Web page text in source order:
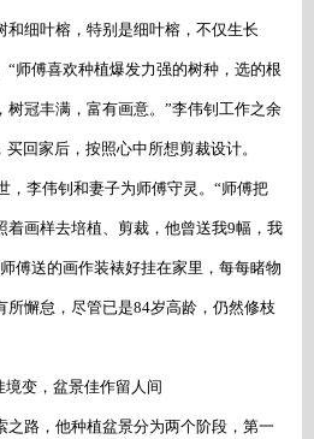
和细叶榕，特别是细叶榕，不仅生长
“师傅喜欢种植爆发力强的树种，选的根
树冠丰满，富有画意。”李伟钊工作之余
回家后，按照心中所想剪裁设计。
，李伟钊和妻子为师傅守灵。“师傅把
着画样去培植、剪裁，他曾送我9幅，我
傅送的画作装裱好挂在家里，每每睹物
所懈怠，尽管已是84岁高龄，仍然修枝
境变，盆景佳作留人间
之路，他种植盆景分为两个阶段，第一